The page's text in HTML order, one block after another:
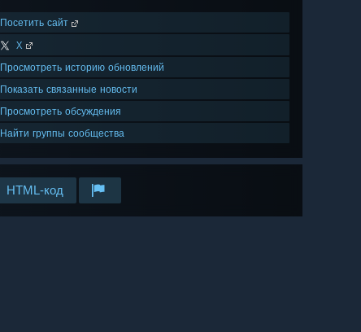
Посетить сайт
X
Просмотреть историю обновлений
Показать связанные новости
Просмотреть обсуждения
Найти группы сообщества
HTML-код